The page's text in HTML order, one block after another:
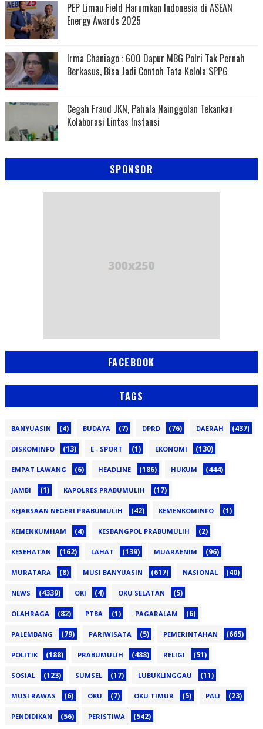
PEP Limau Field Harumkan Indonesia di ASEAN
Energy Awards 2025
Irma Chaniago : 600 Dapur MBG Polri Tak Pernah
Berkasus, Bisa Jadi Contoh Tata Kelola SPPG
Cegah Fraud JKN, Pahala Nainggolan Tekankan
Kolaborasi Lintas Instansi
SPONSOR
FACEBOOK
TAGS
BANYUASIN (4) BUDAYA (7) DPRD (76) DAERAH (437)
DISKOMINFO (13) E - SPORT (1) EKONOMI (130)
EMPAT LAWANG (6) HEADLINE (186) HUKUM (444)
JAMBI (1) KAPOLRES PRABUMULIH (17)
KEJAKSAAN NEGERI PRABUMULIH (42) KEMENKOMINFO (1)
KEMENKUMHAM (4) KESBANGPOL PRABUMULIH (2)
KESEHATAN (162) LAHAT (139) MUARAENIM (96)
MURATARA (8) MUSI BANYUASIN (617) NASIONAL (40)
NEWS (4339) OKI (4) OKU SELATAN (5)
OLAHRAGA (82) PTBA (1) PAGARALAM (6)
PALEMBANG (79) PARIWISATA (5) PEMERINTAHAN (665)
POLITIK (188) PRABUMULIH (488) RELIGI (51)
SOSIAL (123) SUMSEL (17) LUBUKLINGGAU (11)
MUSI RAWAS (6) OKU (7) OKU TIMUR (5) PALI (23)
PENDIDIKAN (56) PERISTIWA (542)